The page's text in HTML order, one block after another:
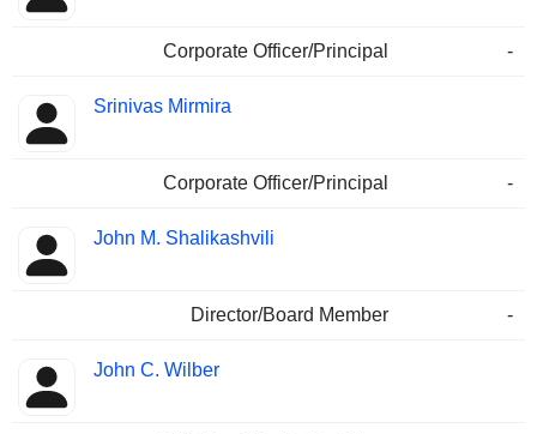
Corporate Officer/Principal -
Srinivas Mirmira
Corporate Officer/Principal -
John M. Shalikashvili
Director/Board Member -
John C. Wilber